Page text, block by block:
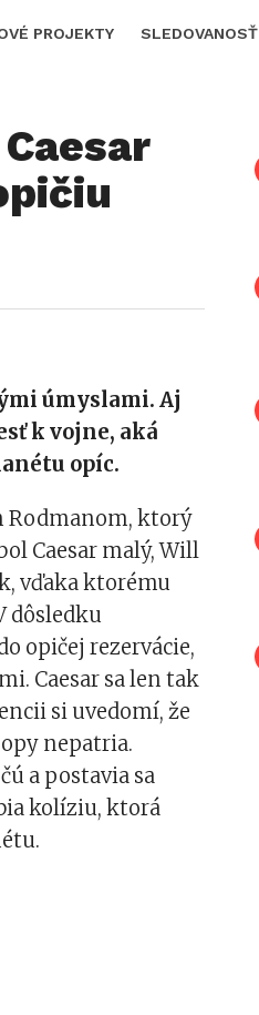
PROJEKTY SLEDOVANOSŤ
úmyslami. Aj
k vojne, aká
opíc.
Rodmanom, ktorý
Caesar malý, Will
vďaka ktorému
dôsledku
opičej rezervácie,
Caesar sa len tak
si uvedomí, že
nepatria.
a postavia sa
kolíziu, ktorá